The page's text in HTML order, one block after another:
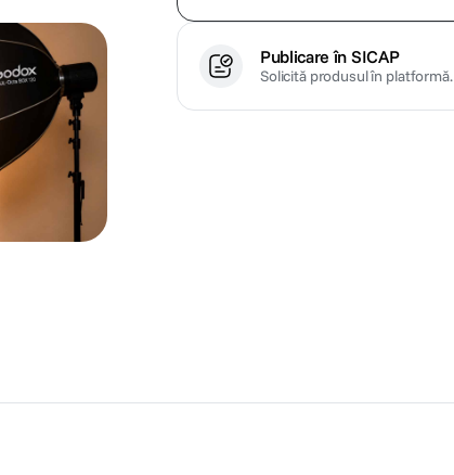
Publicare în SICAP
Solicită produsul în platformă.